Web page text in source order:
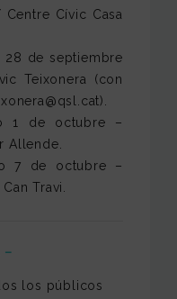
Cívic Casa
28 de septiembre
Teixonera (con
1 de octubre –
Allende.
7 de octubre –
Travi.
–
los públicos